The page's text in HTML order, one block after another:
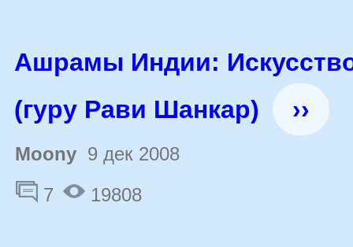
Ашрамы Индии:
(гуру Рави Шанкар)
››
Moony 9 дек 2008
7
19808